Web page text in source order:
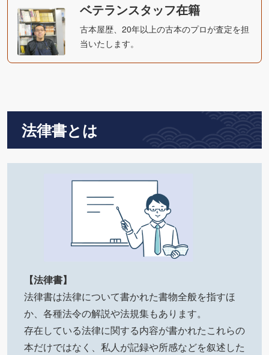
ベテランスタッフ在籍
古本屋歴、20年以上の古本のプロが査定を担
当いたします。
法律書とは
【法律書】
法律書は法律について書かれた書物全般を指すほ
か、各種法令の解説や法規集もあります。
存在している法律に関する内容が書かれたこれらの
本だけではなく、私人が記録や所感などを叙述した